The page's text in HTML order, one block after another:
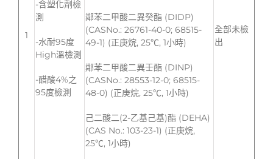
1
-含塑化劑檢
測
-水耐95度
High溫檢測
-醋酸4%之
95度檢測
鄰苯二甲酸二異癸酯 (DIDP)
(CASNo.: 26761-40-0; 68515-
49-1) (正庚烷, 25℃, 1小時)
鄰苯二甲酸二異壬酯 (DINP)
(CASNo.: 28553-12-0; 68515-
48-0) (正庚烷, 25℃, 1小時)
己二酸二(2-乙基己基)酯 (DEHA)
(CAS No.: 103-23-1) (正庚烷,
25℃, 1小時)
全部未檢
出